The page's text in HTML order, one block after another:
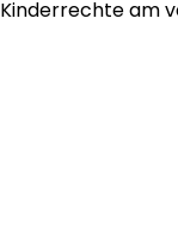
Kinderrechte am